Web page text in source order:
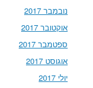
נובמבר 2017
אוקטובר 2017
ספטמבר 2017
אוגוסט 2017
יולי 2017